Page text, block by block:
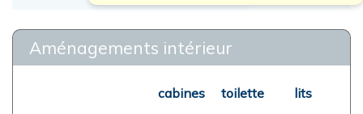
Aménagements intérieur
cabines toilette lits